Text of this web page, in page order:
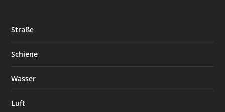
Straße
Schiene
Wasser
Luft